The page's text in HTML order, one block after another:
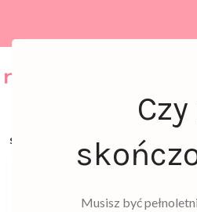
Musisz być
SOLD